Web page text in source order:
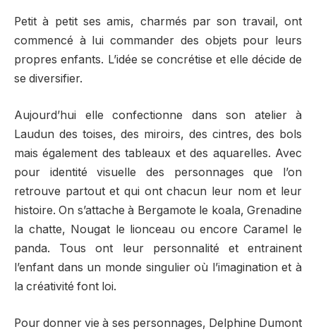
Petit à petit ses amis, charmés par son travail, ont
commencé à lui commander des objets pour leurs
propres enfants. L’idée se concrétise et elle décide de
se diversifier.
Aujourd’hui elle confectionne dans son atelier à
Laudun des toises, des miroirs, des cintres, des bols
mais également des tableaux et des aquarelles. Avec
pour identité visuelle des personnages que l’on
retrouve partout et qui ont chacun leur nom et leur
histoire. On s’attache à Bergamote le koala, Grenadine
la chatte, Nougat le lionceau ou encore Caramel le
panda. Tous ont leur personnalité et entrainent
l’enfant dans un monde singulier où l’imagination et à
la créativité font loi.
Pour donner vie à ses personnages, Delphine Dumont